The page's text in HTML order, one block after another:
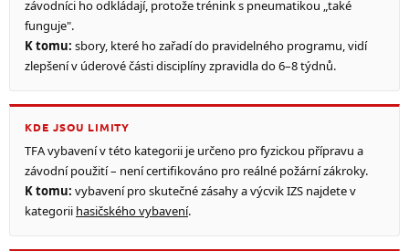
závodníci ho odkládají, protože trénink s pneumatikou „také
funguje".
K tomu: sbory, které ho zařadí do pravidelného programu, vidí
zlepšení v úderové části disciplíny zpravidla do 6–8 týdnů.
KDE JSOU LIMITY
TFA vybavení v této kategorii je určeno pro fyzickou přípravu a
závodní použití – není certifikováno pro reálné požární zákroky.
K tomu: vybavení pro skutečné zásahy a výcvik IZS najdete v
kategorii hasičského vybavení.